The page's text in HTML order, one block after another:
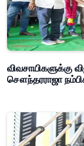
விவசாயிகளுக்கு
சௌந்தரராஜா